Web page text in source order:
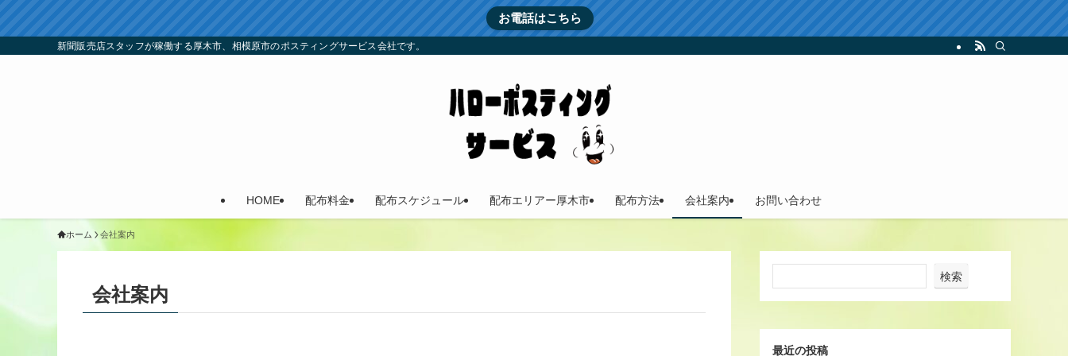
お電話はこちら
新聞販売店スタッフが稼働する厚木市、相模原市のポスティングサービス会社です。
HOME 配布料金 配布スケジュール 配布エリアー厚木市 配布方法 会社案内 お問い合わせ
ホーム 会社案内
会社案内
検索
最近の投稿